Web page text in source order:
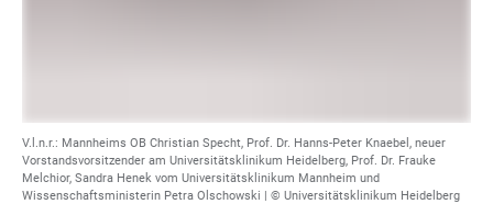
V.l.n.r.: Mannheims OB Christian Specht, Prof. Dr. Hanns-Peter Knaebel, neuer
Vorstandsvorsitzender am Universitätsklinikum Heidelberg, Prof. Dr. Frauke
Melchior, Sandra Henek vom Universitätsklinikum Mannheim und
Wissenschaftsministerin Petra Olschowski | © Universitätsklinikum Heidelberg